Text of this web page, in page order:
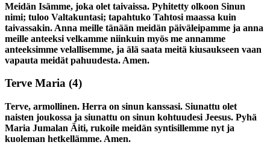
Meidän Isämme, joka olet taivaissa. Pyhitetty olkoon Sinun
nimi; tuloo Valtakuntasi; tapahtuko Tahtosi maassa kuin
taivassakin. Anna meille tänään meidän päiväleipamme ja anna
meille anteeksi velkamme niinkuin myös me annamme
anteeksimme velallisemme, ja älä saata meitä kiusaukseen vaan
vapauta meidät pahuudesta. Amen.
Terve Maria (4)
Terve, armollinen. Herra on sinun kanssasi. Siunattu olet
naisten joukossa ja siunattu on sinun kohtuudesi Jeesus. Pyhä
Maria Jumalan Äiti, rukoile meidän syntisillemme nyt ja
kuoleman hetkellämme. Amen.